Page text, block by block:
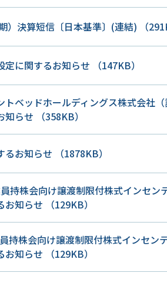
決算短信〔日本基準〕(連結) （
定に関するお知らせ （147KB）
ベッドホールディングス株式会社
知らせ
（358KB）
るお知らせ （1878KB）
持株会向け譲渡制限付株式インセ
お知らせ
（129KB）
持株会向け譲渡制限付株式インセン
お知らせ
（129KB）